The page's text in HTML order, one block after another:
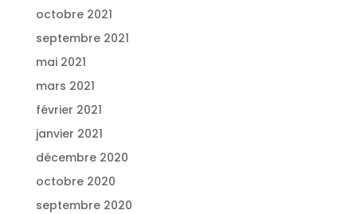
octobre 2021
septembre 2021
mai 2021
mars 2021
février 2021
janvier 2021
décembre 2020
octobre 2020
septembre 2020